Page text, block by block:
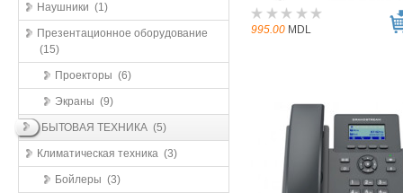
Наушники (1)
Презентационное оборудование
(15)
Проекторы (6)
Экраны (9)
БЫТОВАЯ ТЕХНИКА (5)
Климатическая техника (3)
Бойлеры (3)
995.00 MDL